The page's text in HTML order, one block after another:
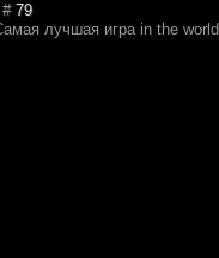
# 79
лучшая игра in the world